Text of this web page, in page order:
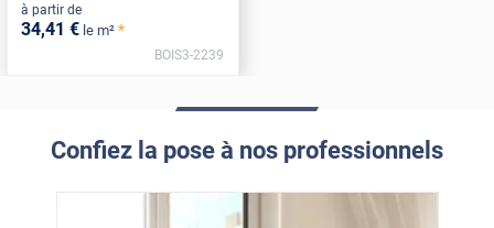
à partir de
34,41 € le m² *
BOIS3-2239
Confiez la pose à nos professionnels